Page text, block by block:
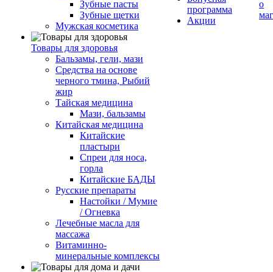
Зубные пасты
Зубные щетки
Мужская косметика
Товары для здоровья
Бальзамы, гели, мази
Средства на основе
черного тмина, Рыбий
жир
Тайская медицина
Мази, бальзамы
Китайская медицина
Китайские
пластыри
Спреи для носа,
горла
Китайские БАДЫ
Русские препараты
Настойки / Мумие
/ Огневка
Лечебные масла для
массажа
Витаминно-
минеральные комплексы
программа
Акции
о